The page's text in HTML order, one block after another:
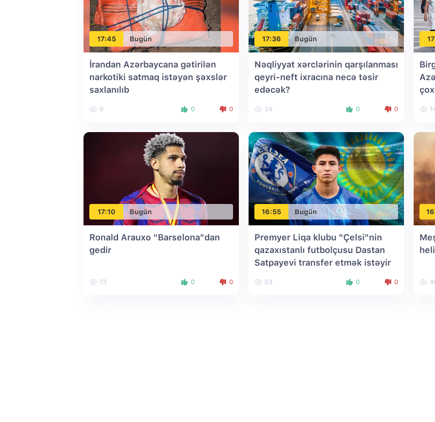
17:45 Bugün
İrandan Azərbaycana gətirilən
narkotiki satmaq istəyən şəxslər
saxlanılıb
0 0 0
17:36 Bugün
Nəqliyyat xərclərinin qarşılanması
qeyri-neft ixracına necə təsir
edəcək?
24 0 0
17:10 Bugün
Ronald Arauxo "Barselona"dan
gedir
73 0 0
16:55 Bugün
Premyer Liqa klubu "Çelsi"nin
qazaxıstanlı futbolçusu Dastan
Satpayevi transfer etmək istəyir
53 0 0